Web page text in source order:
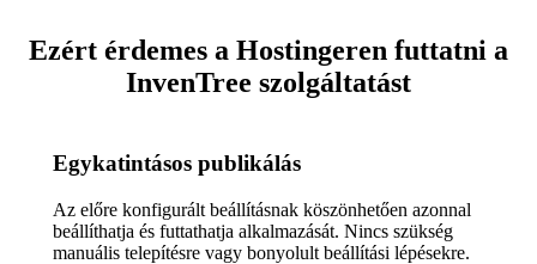
Ezért érdemes a Hostingeren futtatni a
InvenTree szolgáltatást
Egykatintásos publikálás
Az előre konfigurált beállításnak köszönhetően azonnal
beállíthatja és futtathatja alkalmazását. Nincs szükség
manuális telepítésre vagy bonyolult beállítási lépésekre.